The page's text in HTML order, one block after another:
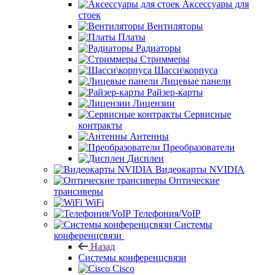
Аксессуары для
стоек
Вентиляторы
Платы
Радиаторы
Стриммеры
Шасси\корпуса
Лицевые панели
Райзер-карты
Лицензии
Сервисные
контракты
Антенны
Преобразователи
Дисплеи
Видеокарты NVIDIA
Оптические
трансиверы
WiFi
Телефония/VoIP
Системы
конференцсвязи
Назад
Системы конференцсвязи
Cisco